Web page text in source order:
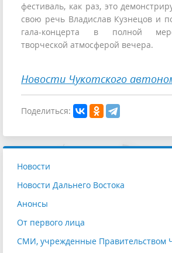
фестиваль, как раз, это
свою речь Владислав Кузнецов и
гала-концерта в полной
творческой атмосферой вечера.
Новости Чукотского
Поделиться:
Новости
Новости Дальнего Востока
Анонсы
От первого лица
СМИ, учрежденные Правительством